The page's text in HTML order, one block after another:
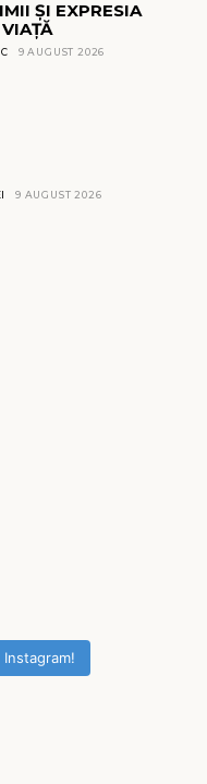
ȘI EXPRESIA
9 AUGUST 2026
9 AUGUST 2026